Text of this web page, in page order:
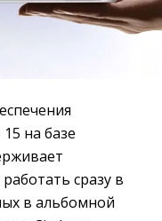
на базе
сразу в
в альбомной